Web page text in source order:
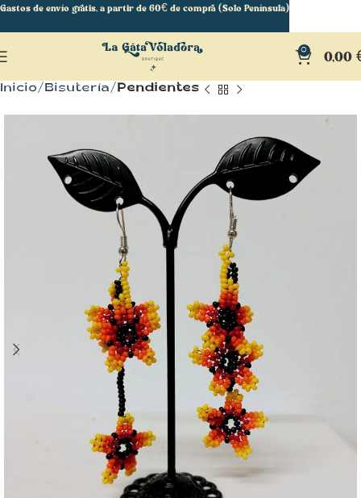
0 0,00
Inicio Bisutería Pendientes
Gastos de envío gratis, a partir de 60€ de compra (Solo Península)